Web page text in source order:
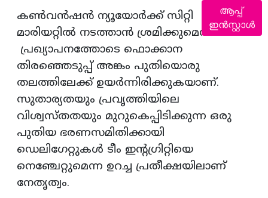
കൺവൻഷൻ ന്യൂയോർക്ക് സിറ്റി
മാരിയറ്റിൽ നടത്താൻ ശ്രമിക്കുമെന്ന
പ്രഖ്യാപനത്തോടെ ഫൊക്കാന
തിരഞ്ഞെടുപ്പ് അങ്കം പുതിയൊരു
തലത്തിലേക്ക് ഉയർന്നിരിക്കുകയാണ്.
സുതാര്യതയും പ്രവൃത്തിയിലെ
വിശ്വസ്തതയും മുറുകെപ്പിടിക്കുന്ന ഒരു
പുതിയ ഭരണസമിതിക്കായി
ഡെലിഗേറ്റുകൾ ടീം ഇന്റഗ്രിറ്റിയെ
നെഞ്ചേറ്റുമെന്ന ഉറച്ച പ്രതീക്ഷയിലാണ്
നേതൃത്വം.
ആപ്പ്
ഇൻസ്റ്റാൾ